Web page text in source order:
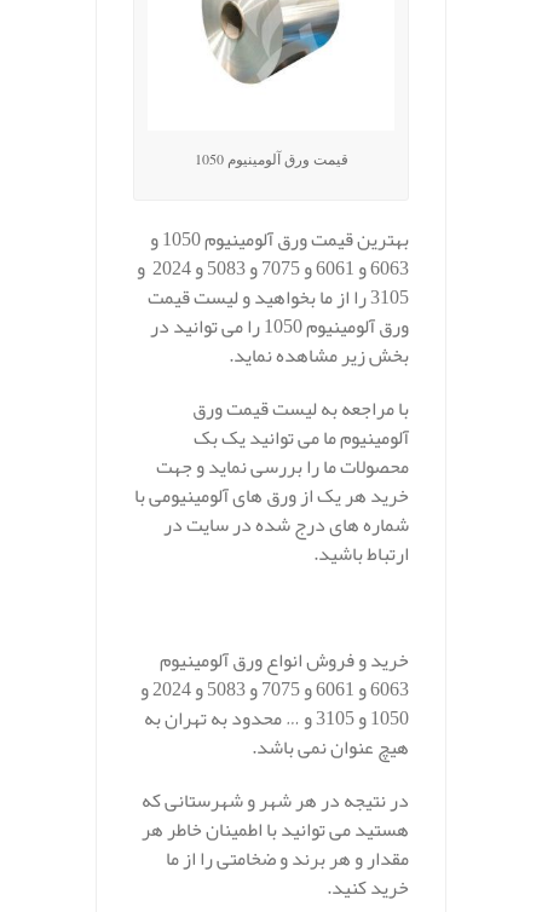
قیمت ورق آلومینیوم 1050
بهترین قیمت ورق آلومینیوم 1050 و
6063 و 6061 و 7075 و 5083 و 2024 و
3105 را از ما بخواهید و لیست قیمت
ورق آلومینیوم 1050 را می توانید در
بخش زیر مشاهده نماید.
با مراجعه به لیست قیمت ورق
آلومینیوم ما می توانید یک بک
محصولات ما را بررسی نماید و جهت
خرید هر یک از ورق های آلومینیومی با
شماره های درج شده در سایت در
ارتباط باشید.
خرید و فروش انواع ورق آلومینیوم
6063 و 6061 و 7075 و 5083 و 2024 و
1050 و 3105 و … محدود به تهران به
هیچ عنوان نمی باشد.
در نتیجه در هر شهر و شهرستانی که
هستید می توانید با اطمینان خاطر هر
مقدار و هر برند و ضخامتی را از ما
خرید کنید.